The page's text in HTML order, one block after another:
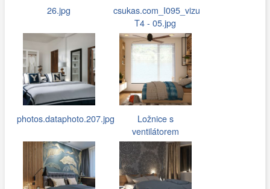
26.jpg
csukas.com_I095_vizu
T4 - 05.jpg
photos.dataphoto.207.jpg
Ložnice s
ventilátorem